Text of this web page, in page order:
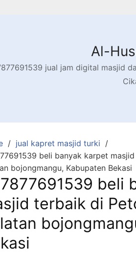
Al-
jual jam digital masjid
jual kapret masjid turki
beli banyak karpet
bojongmangu, Kabupaten Bekasi
beli
terbaik di